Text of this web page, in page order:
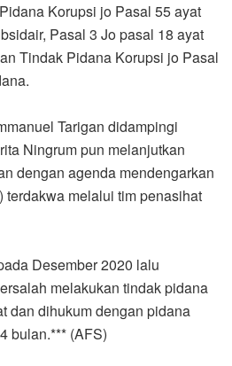
Korupsi jo Pasal 55 ayat
Pasal 3 Jo pasal 18 ayat
Tindak Pidana Korupsi jo Pasal
Tarigan didampingi
Ningrum pun melanjutkan
dengan agenda mendengarkan
terdakwa melalui tim penasihat
Desember 2020 lalu
melakukan tindak pidana
dan dihukum dengan pidana
bulan.*** (AFS)